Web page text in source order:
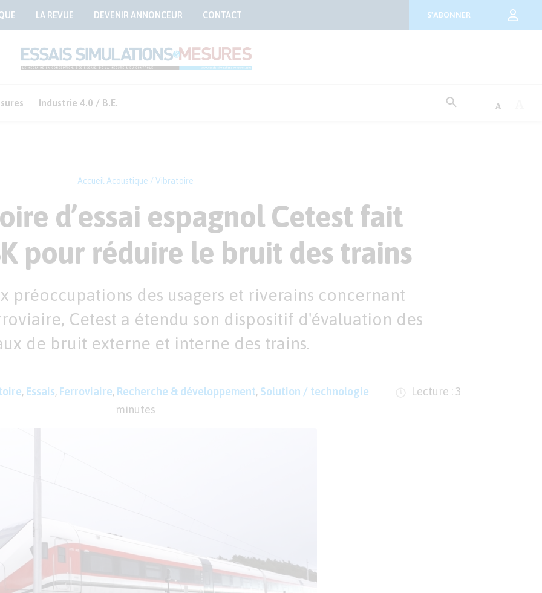
LA REVUE DEVENIR ANNONCEUR CONTACT S'ABONNER
Industrie 4.0 / B.E.
Accueil Acoustique / Vibratoire
d’essai espagnol Cetest fait
pour réduire le bruit des trains
préoccupations des usagers et riverains concernant
Cetest a étendu son dispositif d'évaluation des
de bruit externe et interne des trains.
, Essais, Ferroviaire, Recherche & développement, Solution / technologie
Lecture : 3
minutes